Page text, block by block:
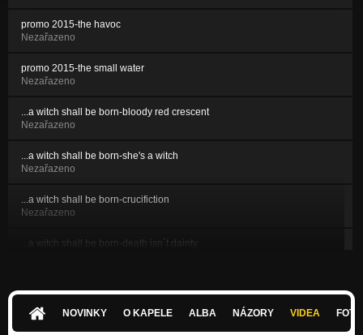
promo 2015-the havoc
Nezařazeno
promo 2015-the small water
Nezařazeno
...a witch shall be born-bloody red crescent
Nezařazeno
...a witch shall be born-she's a witch
Nezařazeno
...a witch shall be born-crucifiction
Nezařazeno
...a witch shall be born-death isn´t dainty
...a witch shall be born-what the new day will bring
NOVINKY O KAPELE ALBA NÁZORY VIDEA